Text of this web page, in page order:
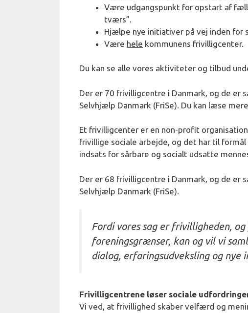
Være udgangspunkt for opstart af
tværs”.
Hjælpe nye initiativer på vej inden for
Være hele kommunens frivilligcenter.
Du kan se alle vores aktiviteter og tilbud
Der er 70 frivilligcentre i Danmark, og de er
Selvhjælp Danmark (FriSe). Du kan læse
Et frivilligcenter er en non-profit
frivillige sociale arbejde, og det har til
indsats for sårbare og socialt udsatte
Der er 68 frivilligcentre i Danmark, og de er
Selvhjælp Danmark (FriSe).
Fordi vores sag er frivilligheden,
foreningsgrænser, kan og vil vi
dialog, erfaringsudveksling og nye
Frivilligcentrene løser sociale
Vi ved, at frivillighed skaber velfærd og